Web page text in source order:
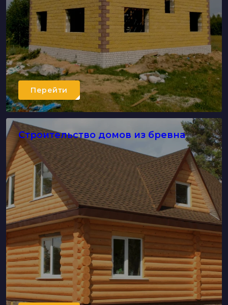
Перейти
Строительство домов из бревна